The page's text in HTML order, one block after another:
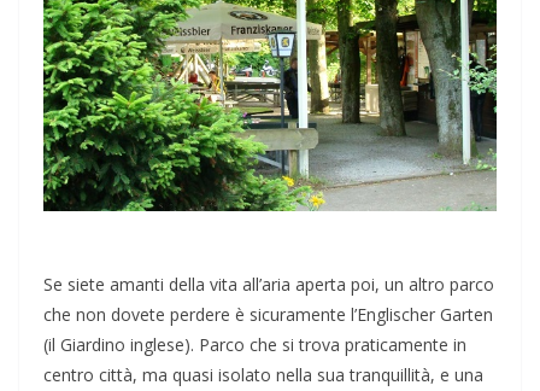
Se siete amanti della vita all’aria aperta poi, un altro parco
che non dovete perdere è sicuramente l’Englischer Garten
(il Giardino inglese). Parco che si trova praticamente in
centro città, ma quasi isolato nella sua tranquillità, e una